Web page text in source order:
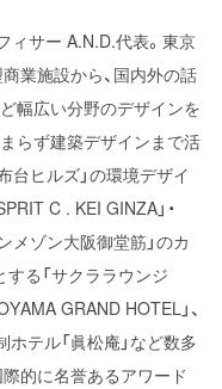
ィサー A.N.D.代表。東京
業施設から、国内外の話
幅広い分野のデザインを
らず建築デザインまで活
台ヒルズ」の環境デザイ
C . KEI GINZA」・
メゾン大阪御堂筋」のカ
する「サクララウンジ
GRAND HOTEL」、
ホテル「眞松庵」など数多
的に名誉あるアワード